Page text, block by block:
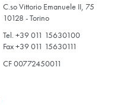
C.so Vittorio Emanuele II, 75
10128 - Torino
Tel. +39 011 15630100
Fax +39 011 15630111
CF 00772450011